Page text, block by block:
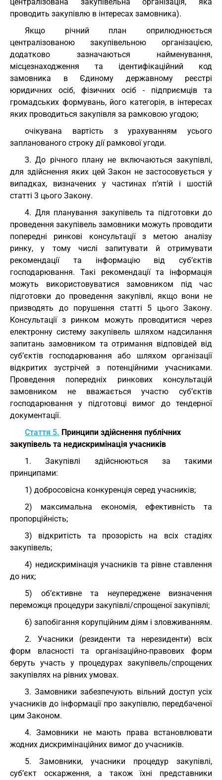
проводить закупівлю в інтересах замовника).
Якщо річний план оприлюднюється
централізованою закупівельною організацією,
додатково зазначаються найменування,
місцезнаходження та ідентифікаційний код
замовника в Єдиному державному реєстрі
юридичних осіб, фізичних осіб - підприємців та
громадських формувань, його категорія, в інтересах
яких проводиться закупівля за рамковою угодою;
очікувана вартість з урахуванням усього
запланованого строку дії рамкової угоди.
3. До річного плану не включаються закупівлі,
для здійснення яких цей Закон не застосовується у
випадках, визначених у частинах п’ятій і шостій
статті 3 цього Закону.
4. Для планування закупівель та підготовки до
проведення закупівель замовники можуть проводити
попередні ринкові консультації з метою аналізу
ринку, у тому числі запитувати й отримувати
рекомендації та інформацію від суб’єктів
господарювання. Такі рекомендації та інформація
можуть використовуватися замовником під час
підготовки до проведення закупівлі, якщо вони не
призводять до порушення статті 5 цього Закону.
Консультації з ринком можуть проводитися через
електронну систему закупівель шляхом надсилання
запитань замовником та отримання відповідей від
суб’єктів господарювання або шляхом організації
відкритих зустрічей з потенційними учасниками.
Проведення попередніх ринкових консультацій
замовником не вважається участю суб’єктів
господарювання у підготовці вимог до тендерної
документації.
Стаття 5. Принципи здійснення публічних
закупівель та недискримінація учасників
1. Закупівлі здійснюються за такими
принципами:
1) добросовісна конкуренція серед учасників;
2) максимальна економія, ефективність та
пропорційність;
3) відкритість та прозорість на всіх стадіях
закупівель;
4) недискримінація учасників та рівне ставлення
до них;
5) об’єктивне та неупереджене визначення
переможця процедури закупівлі/спрощеної закупівлі;
6) запобігання корупційним діям і зловживанням.
2. Учасники (резиденти та нерезиденти) всіх
форм власності та організаційно-правових форм
беруть участь у процедурах закупівель/спрощених
закупівлях на рівних умовах.
3. Замовники забезпечують вільний доступ усіх
учасників до інформації про закупівлю, передбаченої
цим Законом.
4. Замовники не мають права встановлювати
жодних дискримінаційних вимог до учасників.
5. Замовники, учасники процедур закупівлі,
суб’єкт оскарження, а також їхні представники